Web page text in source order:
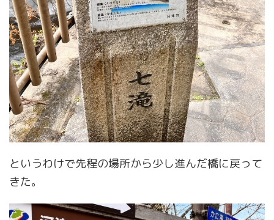
というわけで先程の場所から少し進んだ橋に戻って
きた。